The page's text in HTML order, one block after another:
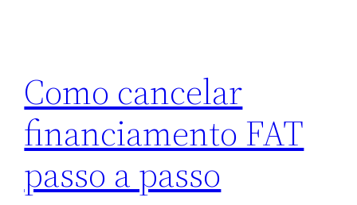
Como cancelar
financiamento FAT
passo a passo